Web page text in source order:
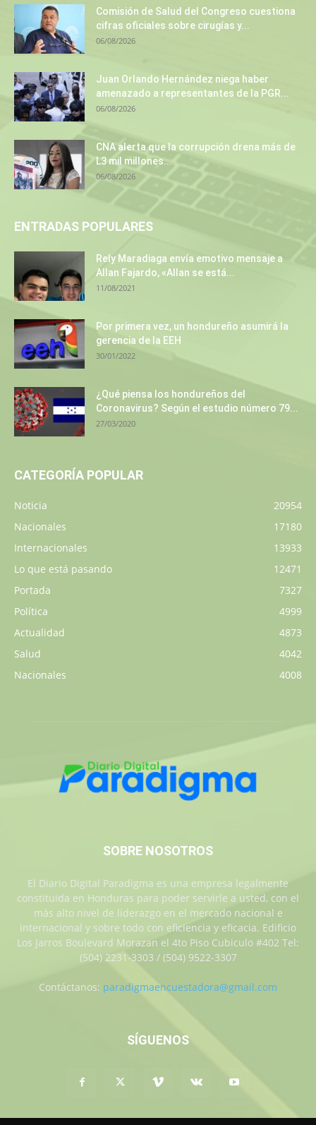
Comisión de Salud del Congreso cuestiona
cifras oficiales sobre cirugías y...
06/08/2026
Juan Orlando Hernández niega haber
amenazado a representantes de la PGR...
06/08/2026
CNA alerta que la corrupción drena más de
L3 mil millones...
06/08/2026
ENTRADAS POPULARES
Rely Maradiaga envía emotivo mensaje a
Allan Fajardo, «Allan se está...
11/08/2021
Por primera vez, un hondureño asumirá la
gerencia de la EEH
30/01/2022
¿Qué piensa los hondureños del
Coronavirus? Según el estudio número 79...
27/03/2020
CATEGORÍA POPULAR
Noticia
20954
Nacionales
17180
Internacionales
13933
Lo que está pasando
12471
Portada
7327
Política
4999
Actualidad
4873
Salud
4042
Nacionales
4008
SOBRE NOSOTROS
El Diario Digital Paradigma es una empresa legalmente
constituida en Honduras para poder servirle a usted, con el
más alto nivel de liderazgo en el mercado nacional e
internacional y sobre todo con eficiencia y eficacia. Edificio
Los Jarros Boulevard Morazan el 4to Piso Cubiculo #402 Tel:
(504) 2231-3303 / (504) 9522-3307
Contáctanos: paradigmaencuestadora@gmail.com
SÍGUENOS